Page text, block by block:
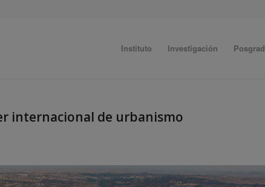
Instituto Investigación
internacional de urbanismo